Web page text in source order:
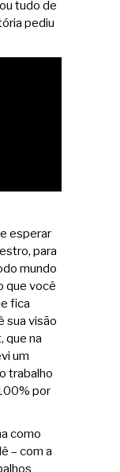
tudo de
pediu
esperar
para
mundo
que você
fica
sua visão
que na
um
trabalho
por
como
– com a